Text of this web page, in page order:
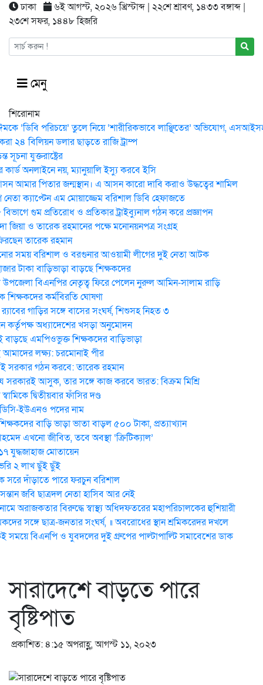
ঢাকা
৬ই আগস্ট, ২০২৬ খ্রিস্টাব্দ | ২২শে শ্রাবণ, ১৪৩৩ বঙ্গাব্দ |
২৩শে সফর, ১৪৪৮ হিজরি
মেনু
শিরোনাম
‘ডিবি পরিচয়ে’ তুলে নিয়ে ‘শারীরিকভাবে লাঞ্ছিতের’ অভিযোগ,
২৪ বিলিয়ন ডলার ছাড়তে রাজি ট্রাম্প
সূচনা যুক্তরাষ্ট্রের
কার্ড অনলাইনে নয়, ম্যানুয়ালি ইস্যু করবে ইসি
আমার পিতার জন্মস্থান। এ আসন কারো দাবি করাও উদ্ধত্বের শামিল
ক্যাপ্টেন এম মোয়াজ্জেম বরিশাল ডিবি হেফাজতে
গুম প্রতিরোধ ও প্রতিকার ট্রাইব্যুনাল গঠন করে প্রজ্ঞাপন
জিয়া ও তারেক রহমানের পক্ষে মনোনয়নপত্র সংগ্রহ
তারেক রহমান
সময় ব‌রিশাল ও বরগুনার আওয়ামী লীগের দুই নেতা আটক
টাকা বাড়িভাড়া বাড়ছে শিক্ষকদের
বিএনপির নেতৃত্ব ফিরে পেলেন নুরুল আমিন-সালাম রাড়ি
শিক্ষকদের কর্মবিরতি ঘোষণা
গাড়ির সঙ্গে বাসের সংঘর্ষ, শিশুসহ নিহত ৩
কর্তৃপক্ষ অধ্যাদেশের খসড়া অনুমোদন
বাড়ছে এমপিওভুক্ত শিক্ষকদের বাড়িভাড়া
লক্ষ্য: চরমোনাই পীর
সরকার গঠন করবে: তা‌রেক রহমান
সরকারই আসুক, তার সঙ্গে কাজ করবে ভারত: বিক্রম মিশ্রি
দ্বিতীয়বার ফাঁসির দণ্ড
ইউএনও পদের নাম
বাড়ি ভাড়া ভাতা বাড়ল ৫০০ টাকা, প্রত্যাখ্যান
এখনো জীবিত, তবে অবস্থা ‘ক্রিটিক্যাল’
যুদ্ধজাহাজ মোতায়েন
২ লাখ ছুঁই ছুঁই
সরে দাঁড়াতে পারে ফরচুন বরিশাল
জবি ছাত্রদল নেতা হাসিব আর নেই
অরাজকতার বিরুদ্ধে স্বাস্থ্য অধিদফতরের মহাপরিচালকের হুশিয়ারী
সঙ্গে ছাত্র-জনতার সংঘর্ষ, ॥ অবরোধের স্থান শ্রমিকরেদর দখলে
সময়ে বিএনপি ও যুবদলের দুই গ্রুপের পাল্টাপাল্টি সমাবেশের ডাক
সারাদেশে বাড়তে পারে
বৃষ্টিপাত
প্রকাশিত: ৪:১৫ অপরাহ্ণ, আগস্ট ১১, ২০২৩